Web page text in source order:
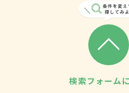
検索フォーム